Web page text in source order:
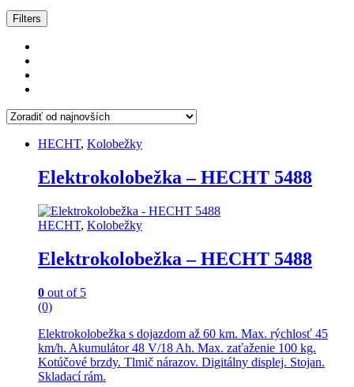
Filters
HECHT, Kolobežky
Elektrokolobežka – HECHT 5488
HECHT, Kolobežky
Elektrokolobežka – HECHT 5488
0 out of 5
(0)
Elektrokolobežka s dojazdom až 60 km. Max. rýchlosť 45
km/h. Akumulátor 48 V/18 Ah. Max. zaťaženie 100 kg.
Kotúčové brzdy. Tlmič nárazov. Digitálny displej. Stojan.
Skladací rám.